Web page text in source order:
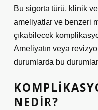
Bu sigorta türü, klinik
ameliyatlar ve benzeri
çıkabilecek
Ameliyatın veya
durumlarda bu
NEDIR?